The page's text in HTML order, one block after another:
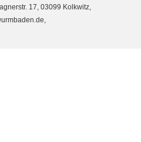
17, 03099 Kolkwitz,